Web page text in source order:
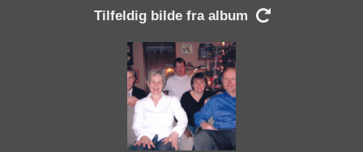
Tilfeldig bilde fra album 